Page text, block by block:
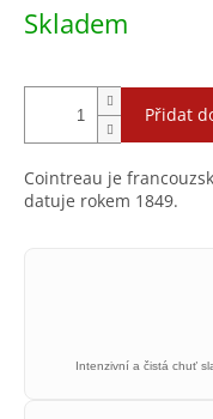
Skladem
Přidat
Cointreau je
datuje rokem 1849.
Intenzivní a čistá chuť